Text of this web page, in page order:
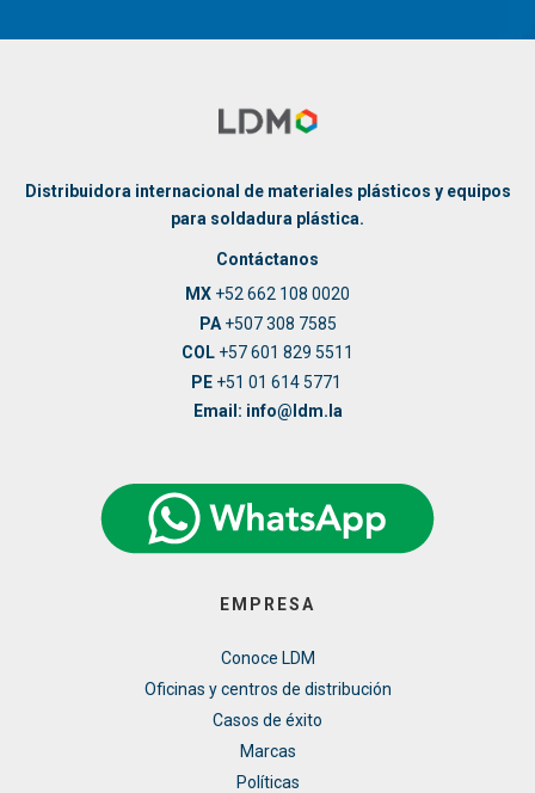
Distribuidora internacional de materiales plásticos y equipos
para soldadura plástica.
Contáctanos
MX +52 662 108 0020
PA+507 308 7585
COL +57 601 829 5511
PE +51 01 614 5771
Email: info@ldm.la
EMPRESA
Conoce LDM
Oficinas y centros de distribución
Casos de éxito
Marcas
Políticas